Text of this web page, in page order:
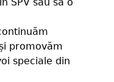
promovăm
speciale din